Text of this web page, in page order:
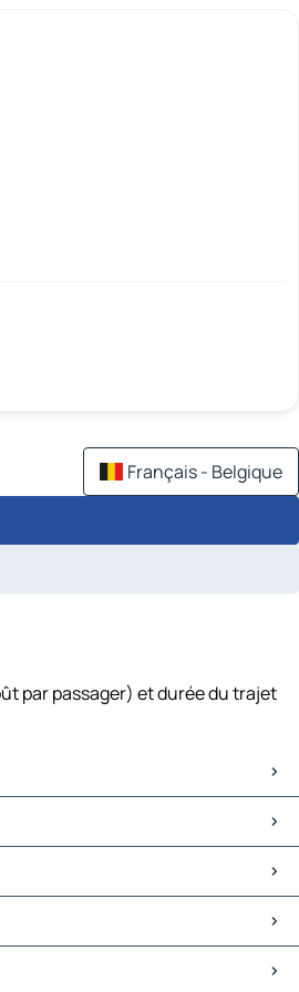
Français - Belgique
par passager) et durée du trajet